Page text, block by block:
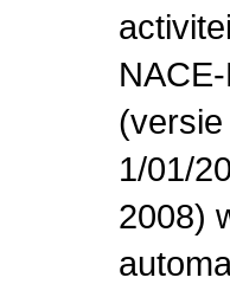
1/01/
2008)